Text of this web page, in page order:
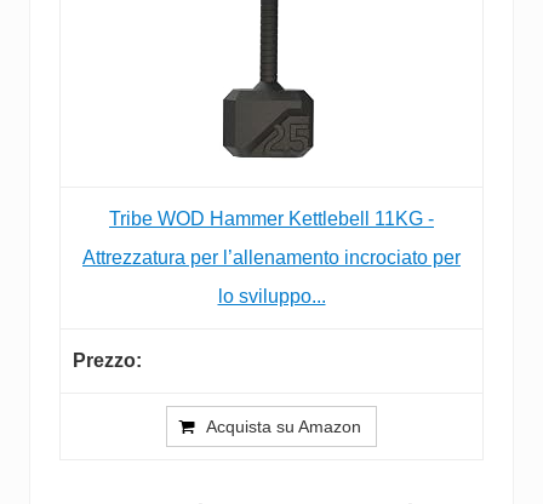
Tribe WOD Hammer Kettlebell 11KG -
Attrezzatura per l’allenamento incrociato per
lo sviluppo...
Acquista su Amazon